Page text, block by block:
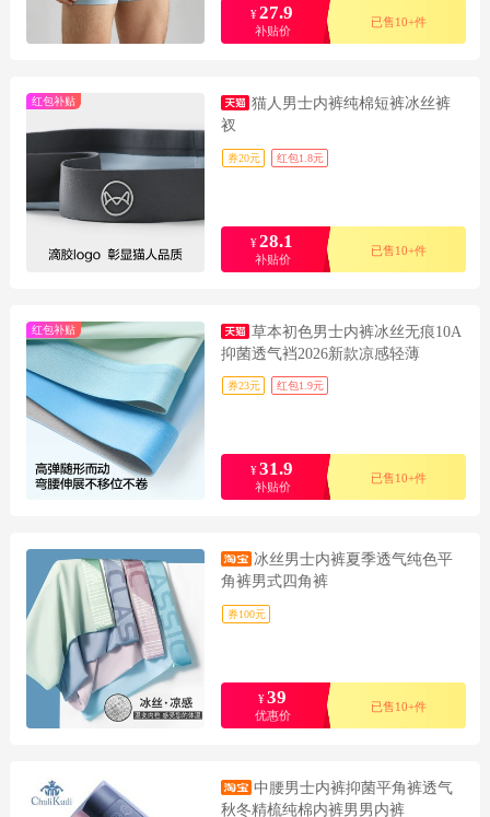
¥ 27.9
补贴价
已售10+件
红包补贴
猫人男士内裤纯棉短裤冰丝裤
衩
券20元 红包1.8元
¥ 28.1
补贴价
已售10+件
红包补贴
草本初色男士内裤冰丝无痕10A
抑菌透气裆2026新款凉感轻薄
券23元 红包1.9元
¥ 31.9
补贴价
已售10+件
冰丝男士内裤夏季透气纯色平
角裤男式四角裤
券100元
¥39
优惠价
已售10+件
中腰男士内裤抑菌平角裤透气
秋冬精梳纯棉内裤男男内裤